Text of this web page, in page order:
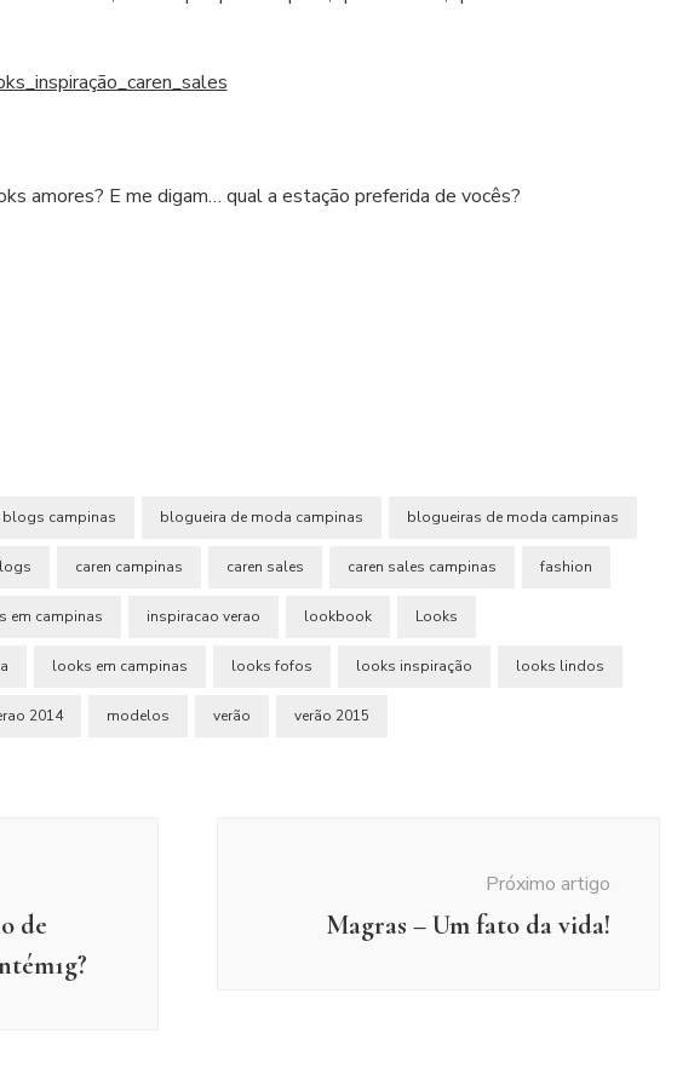
amores? E me digam… qual a estação preferida de vocês?
blogs campinas blogueira de moda campinas blogueiras de moda campinas
caren campinas caren sales caren sales campinas fashion
em campinas inspiracao verao lookbook Looks
looks em campinas looks fofos looks inspiração looks lindos
2014 modelos verão verão 2015
de
Próximo artigo
Magras – Um fato da vida!